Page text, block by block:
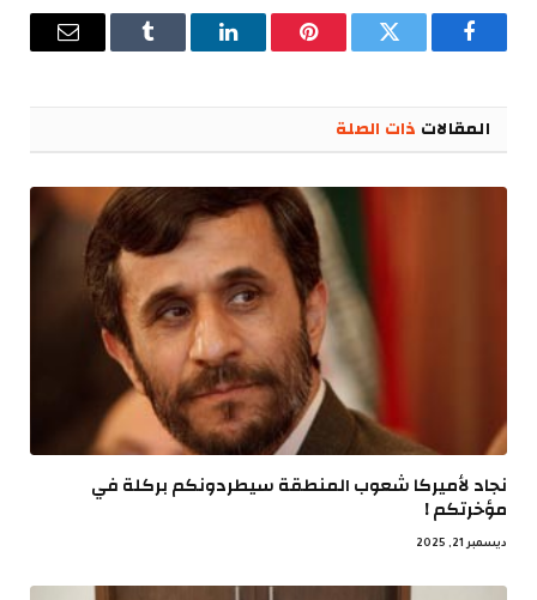
فيسبوك تويتر بينتيريستلينكدإن Tumblr
البريد
المقالات ذات الصلة
نجاد لأميركا شعوب المنطقة سيطردونكم بركلة في
مؤخرتكم !
ديسمبر 21, 2025